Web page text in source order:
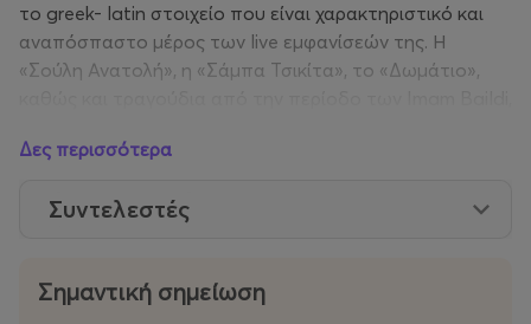
το greek- latin στοιχείο που είναι χαρακτηριστικό και
αναπόσπαστο μέρος των live εμφανίσεών της. Η
«Σούλη Ανατολή», η «Σάμπα Τσικίτα», το «Δωμάτιο»,
ρυθμό και καλοκαιρινή διάθεση.
Μαζί της στη σκηνή θα βρεθεί η Μαριτίνα που
Η Μαριτίνα είναι μια ολόφρεσκη, αφοπλιστική και
Δες περισσότερα
Συντελεστές
Σημαντική σημείωση